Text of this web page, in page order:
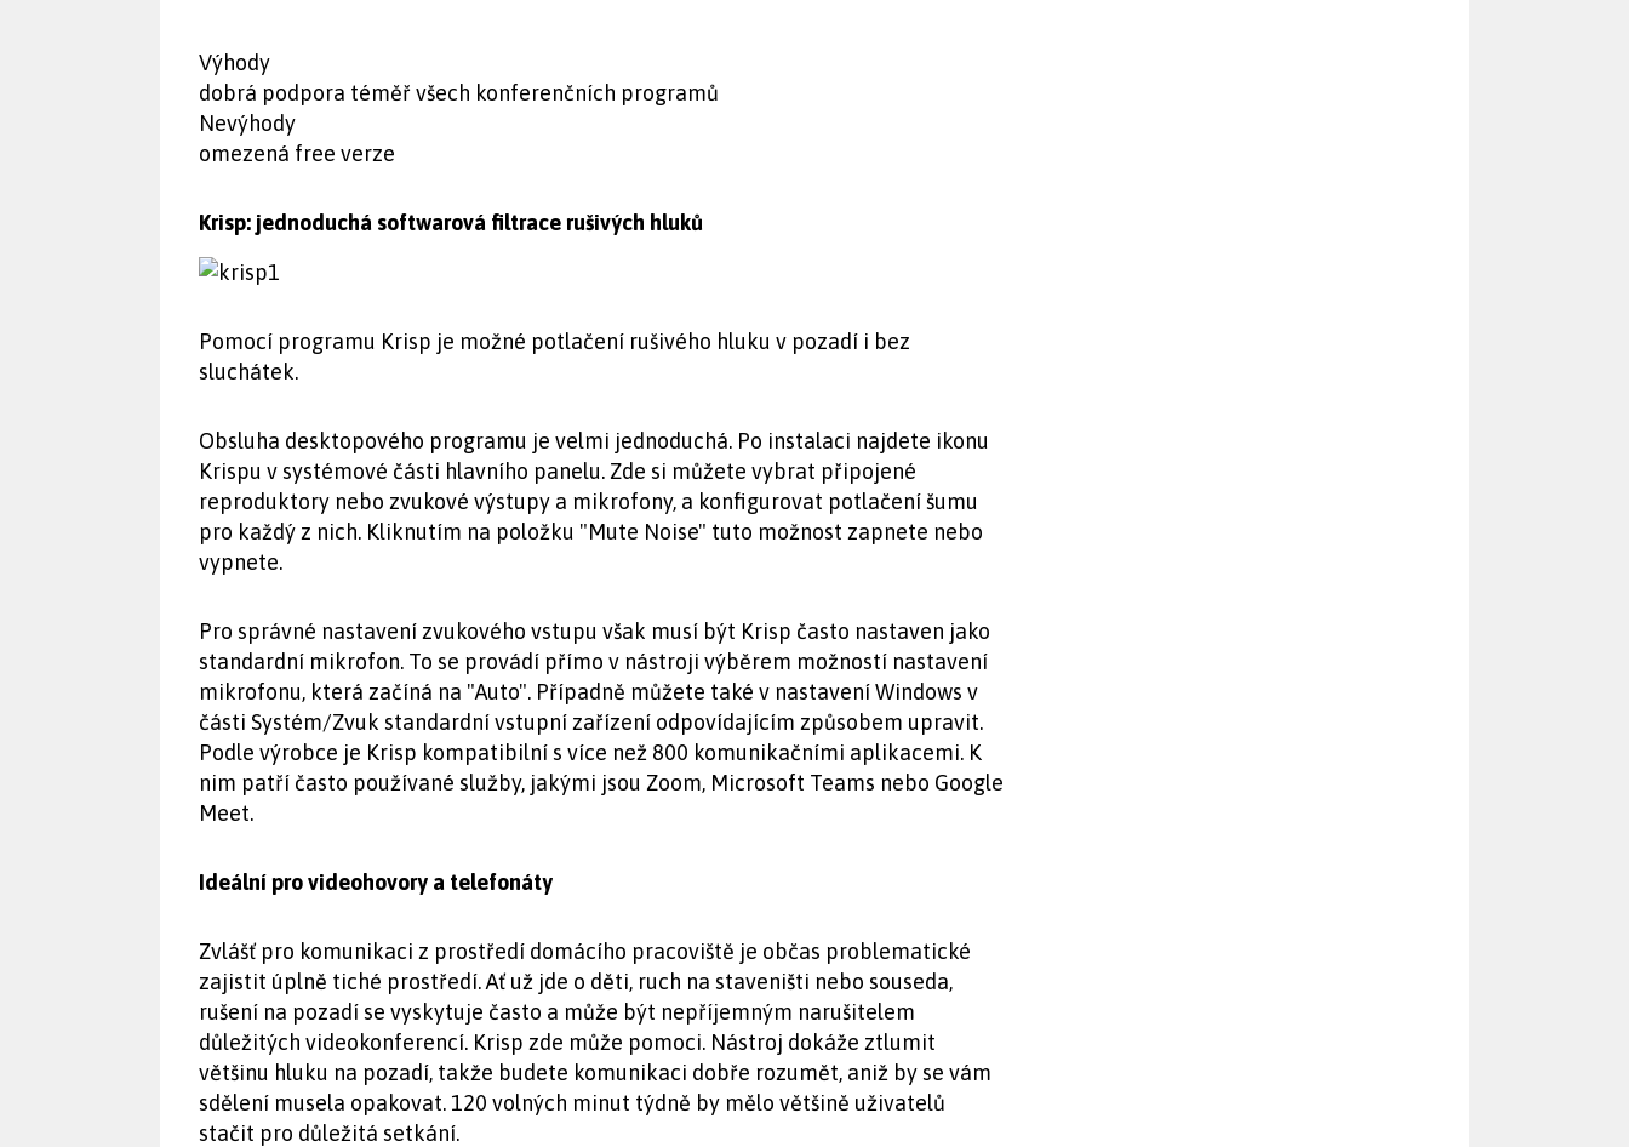
Výhody
dobrá podpora téměř všech konferenčních programů
Nevýhody
omezená free verze
Krisp: jednoduchá softwarová filtrace rušivých hluků
Pomocí programu Krisp je možné potlačení rušivého hluku v pozadí i bez
sluchátek.
Obsluha desktopového programu je velmi jednoduchá. Po instalaci najdete ikonu
Krispu v systémové části hlavního panelu. Zde si můžete vybrat připojené
reproduktory nebo zvukové výstupy a mikrofony, a konfigurovat potlačení šumu
pro každý z nich. Kliknutím na položku "Mute Noise" tuto možnost zapnete nebo
vypnete.
Pro správné nastavení zvukového vstupu však musí být Krisp často nastaven jako
standardní mikrofon. To se provádí přímo v nástroji výběrem možností nastavení
mikrofonu, která začíná na "Auto". Případně můžete také v nastavení Windows v
části Systém/Zvuk standardní vstupní zařízení odpovídajícím způsobem upravit.
Podle výrobce je Krisp kompatibilní s více než 800 komunikačními aplikacemi. K
nim patří často používané služby, jakými jsou Zoom, Microsoft Teams nebo Google
Meet.
Ideální pro videohovory a telefonáty
Zvlášť pro komunikaci z prostředí domácího pracoviště je občas problematické
zajistit úplně tiché prostředí. Ať už jde o děti, ruch na staveništi nebo souseda,
rušení na pozadí se vyskytuje často a může být nepříjemným narušitelem
důležitých videokonferencí. Krisp zde může pomoci. Nástroj dokáže ztlumit
většinu hluku na pozadí, takže budete komunikaci dobře rozumět, aniž by se vám
sdělení musela opakovat. 120 volných minut týdně by mělo většině uživatelů
stačit pro důležitá setkání.